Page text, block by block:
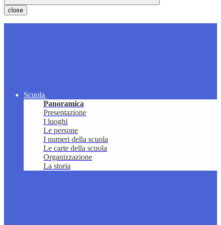
close
Scuola
Panoramica
Presentazione
I luoghi
Le persone
I numeri della scuola
Le carte della scuola
Organizzazione
La storia